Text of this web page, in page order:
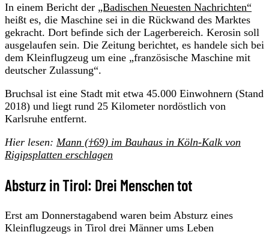
In einem Bericht der „Badischen Neuesten Nachrichten“
heißt es, die Maschine sei in die Rückwand des Marktes
gekracht. Dort befinde sich der Lagerbereich. Kerosin soll
ausgelaufen sein. Die Zeitung berichtet, es handele sich bei
dem Kleinflugzeug um eine „französische Maschine mit
deutscher Zulassung“.
Bruchsal ist eine Stadt mit etwa 45.000 Einwohnern (Stand
2018) und liegt rund 25 Kilometer nordöstlich von
Karlsruhe entfernt.
Hier lesen: Mann (†69) im Bauhaus in Köln-Kalk von
Rigipsplatten erschlagen
Absturz in Tirol: Drei Menschen tot
Erst am Donnerstagabend waren beim Absturz eines
Kleinflugzeugs in Tirol drei Männer ums Leben